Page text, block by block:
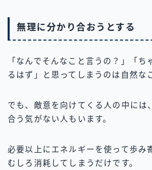
無理に分かり合おうとする
「なんでそんなこと言うの？」「ち
るはず」と思ってしまうのは自然な
でも、敵意を向けてくる人の中には
合う気がない人もいます。
必要以上にエネルギーを使って歩み
むしろ消耗してしまうだけです。